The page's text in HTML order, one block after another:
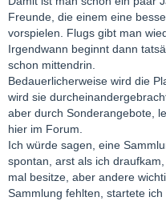
Freunde, die einem eine
vorspielen. Flugs gibt man
Irgendwann beginnt dann
schon mittendrin.
Bedauerlicherweise wird die
wird sie
aber durch Sonderangebote,
hier im Forum.
Ich würde sagen, eine
spontan, arst als ich
mal besitze, aber andere
Sammlung fehlten, startete